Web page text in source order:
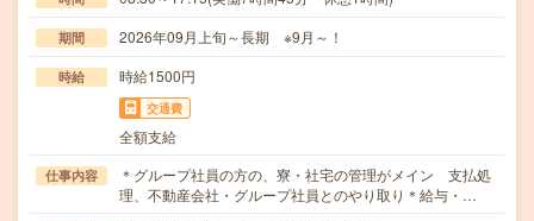
期間 2026年09月上旬～長期 ※9月～！
時給 時給1500円
交通費
全額支給
仕事内容
＊グループ社員の方の、寮・社宅の管理がメイン 支払処
理、不動産会社・グループ社員とのやり取り＊給与・…